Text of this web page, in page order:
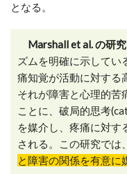
となる。
Marshall et al. の研究
ズムを明確に示してい
痛知覚が活動に対する
それが障害と心理的苦
ことに、破局的思考
を媒介し、疼痛に対す
される。この研究では
と障害の関係を有意に